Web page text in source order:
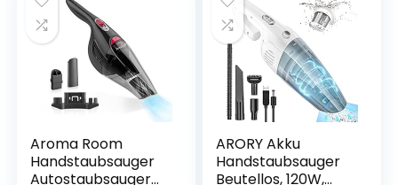
Aroma Room
Handstaubsauger
Autostaubsauger
ARORY Akku
Handstaubsauger
Beutellos, 120W,